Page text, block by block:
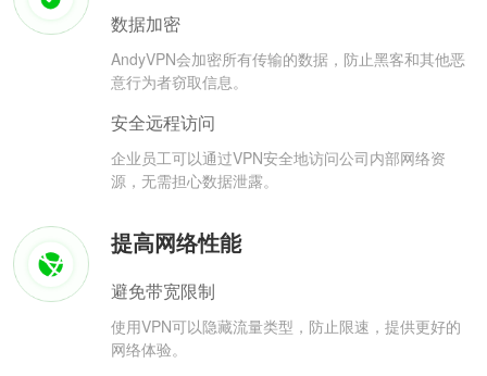
数据加密
AndyVPN会加密所有传输的数据，防止黑客和其他恶
意行为者窃取信息。
安全远程访问
企业员工可以通过VPN安全地访问公司内部网络资
源，无需担心数据泄露。
提高网络性能
避免带宽限制
使用VPN可以隐藏流量类型，防止限速，提供更好的
网络体验。